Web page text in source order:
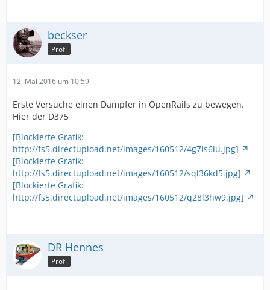
beckser
Profi
12. Mai 2016 um 10:59
Erste Versuche einen Dampfer in OpenRails zu bewegen.
Hier der D375
[Blockierte Grafik:
http://fs5.directupload.net/images/160512/4g7is6lu.jpg]
[Blockierte Grafik:
http://fs5.directupload.net/images/160512/sql36kd5.jpg]
[Blockierte Grafik:
http://fs5.directupload.net/images/160512/q28l3hw9.jpg]
DR Hennes
Profi